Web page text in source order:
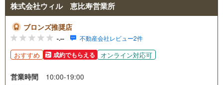
株式会社ウィル 恵比寿営業所
ブロンズ推奨店
-.-- 不動産会社レビュー2件
おすすめ 成約でもらえる オンライン対応可
営業時間
10:00-19:00